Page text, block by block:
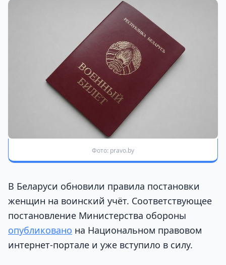
Фото: pravo.by
В Беларуси обновили правила постановки
женщин на воинский учёт. Соответствующее
постановление Министерства обороны
опубликовано на Национальном правовом
интернет-портале и уже вступило в силу.